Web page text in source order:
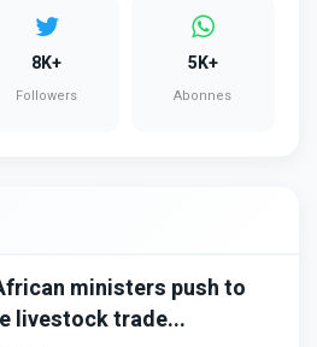
8K+
Followers
5K+
Abonnes
ministers push to
livestock trade...